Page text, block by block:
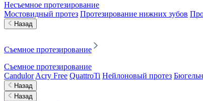
Несъемное протезирование
Мостовидный протез Протезирование нижних зубов
Назад
Съемное протезирование
Съемное протезирование
Candulor Acry Free QuattroTi Нейлоновый протез
Назад
Назад